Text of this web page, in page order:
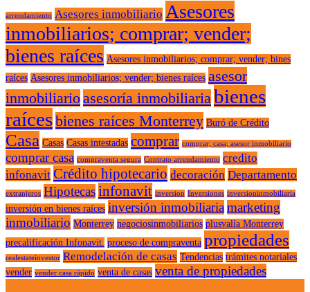
arrendamiento Asesores inmobiliario Asesores
inmobiliarios; comprar; vender;
bienes raíces Asesores inmobiliarios; comprar; vender; bines
raíces Asesores inmobiliarios; vender; bienes raíces asesor
inmobiliarioasesoría inmobiliariabienes
raícesbienes raíces Monterrey Buró de Crédito
Casa Casas Casas intestadas comprar comprar; casa; asesor inmobiliario
comprar casa compraventa segura Contrato arrendamiento credito
infonavit Crédito hipotecario decoración Departamento
extranjeros Hipotecasinfonavit inversion Inversiones inversioninmobiliaria
inversión en bienes raíces inversión inmobiliaria marketing
inmobiliario Monterrey negociosinmobiliarios plusvalía Monterrey
precalificación Infonavit. proceso de compraventa propiedades
realestateinvestor Remodelación de casas Tendencias trámites notariales
vender vender casa rápido venta de casas venta de propiedades